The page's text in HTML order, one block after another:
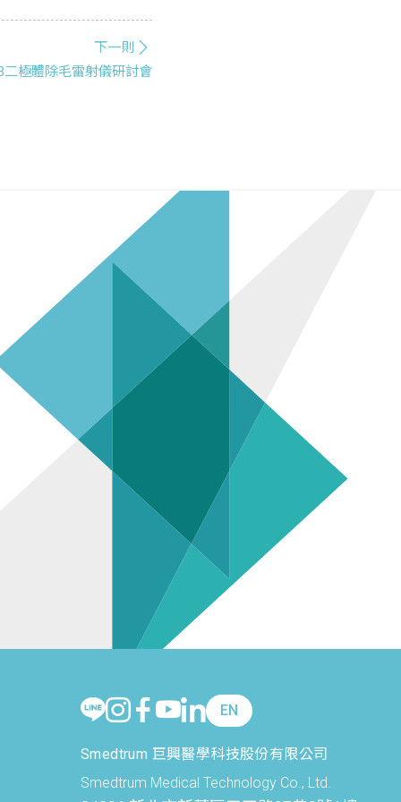
下一則
極體除毛雷射儀研討會
EN
Smedtrum 巨興醫學科技股份有限公司
Smedtrum Medical Technology Co., Ltd.